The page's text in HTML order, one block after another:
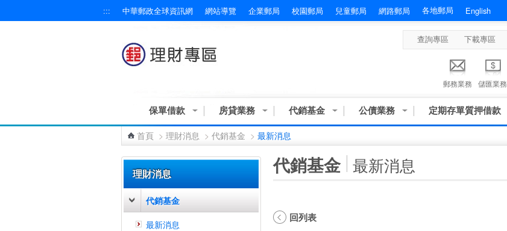
::: 中華郵政全球資訊網 網站導覽 企業郵局 校園郵局 兒童郵局 網路郵局 各地郵局 English
查詢專區 下載專區
郵務業務 儲匯業務
保單借款 房貸業務 代銷基金 公債業務 定期存單質押借款
首頁 > 理財消息 > 代銷基金 > 最新消息
理財消息
代銷基金
最新消息
代銷基金 最新消息
回列表